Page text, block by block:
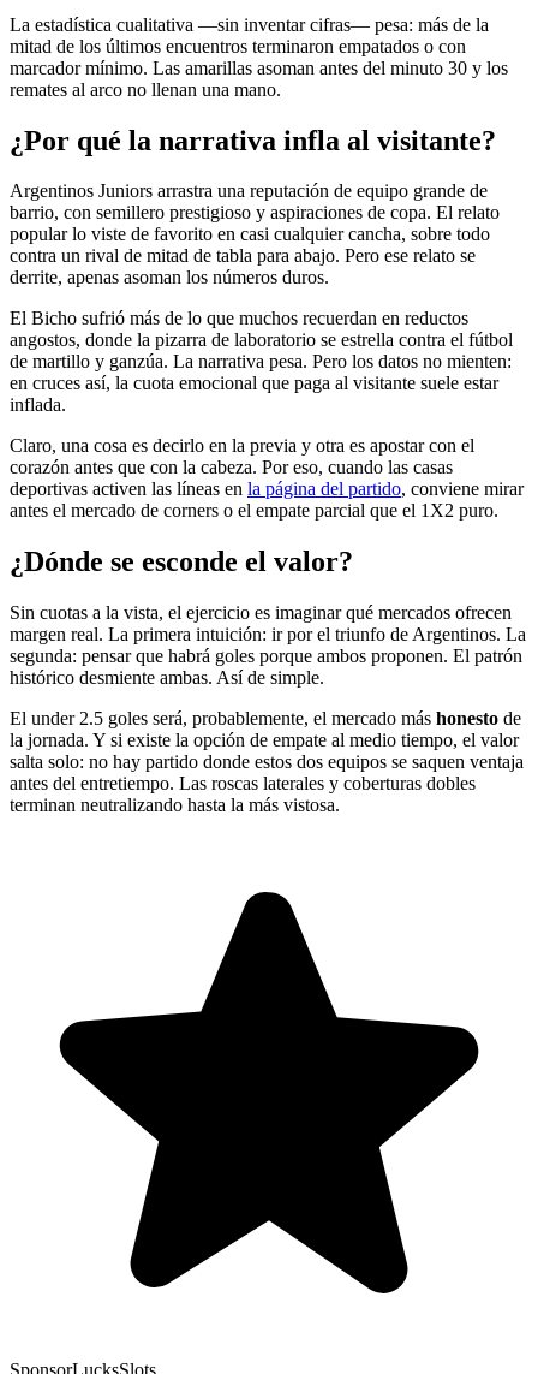
La estadística cualitativa —sin inventar cifras— pesa: más de la
mitad de los últimos encuentros terminaron empatados o con
marcador mínimo. Las amarillas asoman antes del minuto 30 y los
remates al arco no llenan una mano.
¿Por qué la narrativa infla al visitante?
Argentinos Juniors arrastra una reputación de equipo grande de
barrio, con semillero prestigioso y aspiraciones de copa. El relato
popular lo viste de favorito en casi cualquier cancha, sobre todo
contra un rival de mitad de tabla para abajo. Pero ese relato se
derrite, apenas asoman los números duros.
El Bicho sufrió más de lo que muchos recuerdan en reductos
angostos, donde la pizarra de laboratorio se estrella contra el fútbol
de martillo y ganzúa. La narrativa pesa. Pero los datos no mienten:
en cruces así, la cuota emocional que paga al visitante suele estar
inflada.
Claro, una cosa es decirlo en la previa y otra es apostar con el
corazón antes que con la cabeza. Por eso, cuando las casas
deportivas activen las líneas en la página del partido, conviene mirar
antes el mercado de corners o el empate parcial que el 1X2 puro.
¿Dónde se esconde el valor?
Sin cuotas a la vista, el ejercicio es imaginar qué mercados ofrecen
margen real. La primera intuición: ir por el triunfo de Argentinos. La
segunda: pensar que habrá goles porque ambos proponen. El patrón
histórico desmiente ambas. Así de simple.
El under 2.5 goles será, probablemente, el mercado más honesto de
la jornada. Y si existe la opción de empate al medio tiempo, el valor
salta solo: no hay partido donde estos dos equipos se saquen ventaja
antes del entretiempo. Las roscas laterales y coberturas dobles
terminan neutralizando hasta la más vistosa.